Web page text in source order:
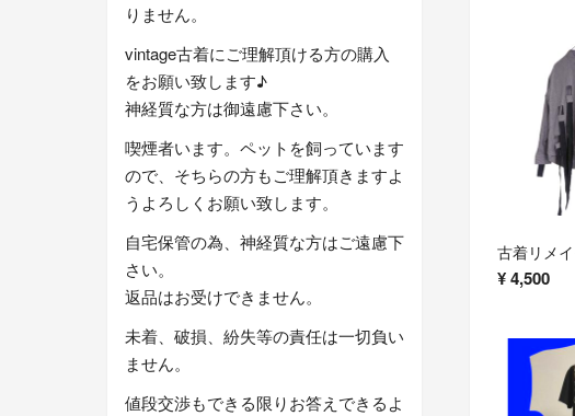
¥4,500
りません。
vintage古着にご理解頂ける方の購入
をお願い致します♪
神経質な方は御遠慮下さい。
喫煙者います。ペットを飼っています
ので、そちらの方もご理解頂きますよ
うよろしくお願い致します。
自宅保管の為、神経質な方はご遠慮下
さい。
返品はお受けできません。
未着、破損、紛失等の責任は一切負い
ません。
値段交渉もできる限りお答えできるよ